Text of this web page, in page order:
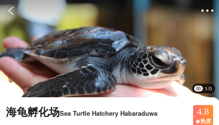
 
1/0
海龟孵化场Sea Turtle Hatchery Habaraduwa 4.8
 热度